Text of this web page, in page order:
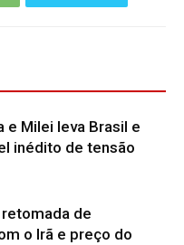
e Milei leva Brasil e
inédito de tensão
de
o Irã e preço do